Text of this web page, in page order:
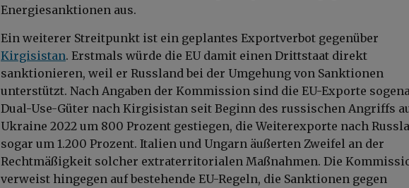
Energiesanktionen aus.
Ein weiterer Streitpunkt ist ein geplantes Exportverbot gegenüber
Kirgisistan. Erstmals würde die EU damit einen Drittstaat direkt
sanktionieren, weil er Russland bei der Umgehung von Sanktionen
unterstützt. Nach Angaben der Kommission sind die EU-Exporte
Dual-Use-Güter nach Kirgisistan seit Beginn des russischen Angriffs
Ukraine 2022 um 800 Prozent gestiegen, die Weiterexporte nach
sogar um 1.200 Prozent. Italien und Ungarn äußerten Zweifel an der
Rechtmäßigkeit solcher extraterritorialen Maßnahmen. Die
verweist hingegen auf bestehende EU-Regeln, die Sanktionen gegen